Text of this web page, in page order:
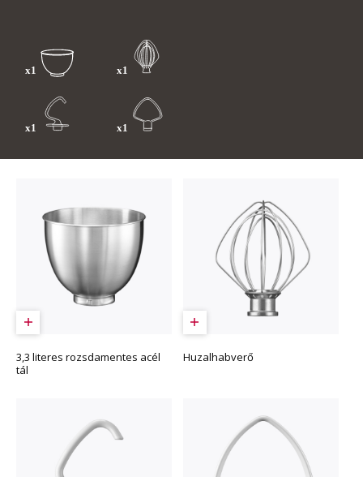
3,3 literes rozsdamentes acél
tál
Huzalhabverő